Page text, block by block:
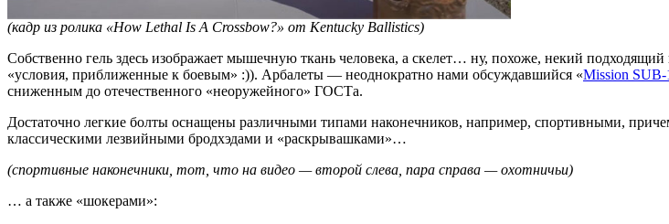
(кадр из ролика «How Lethal Is A Crossbow?» от Kentucky Ballistics)
Собственно гель здесь изображает мышечную ткань человека, а скелет… ну, похоже, некий
«условия, приближенные к боевым» :)). Арбалеты — неоднократно нами обсуждавшийся «Mission SUB-
сниженным до отечественного «неоружейного» ГОСТа.
Достаточно легкие болты оснащены различными типами наконечников, например, спортивными,
классическими лезвийными бродхэдами и «раскрывашками»…
(спортивные наконечники, тот, что на видео — второй слева, пара справа — охотничьи)
… а также «шокерами»: